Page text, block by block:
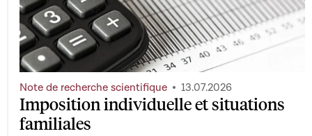
Imposition individuelle et situations
familiales
Note de recherche scientifique 13.07.2026